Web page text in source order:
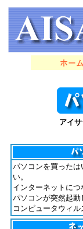
アイ
パソコンを買った
い。
インターネットにつ
パソコンが突然起動
コンピュータウィル